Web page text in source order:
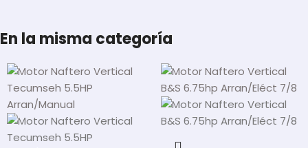
En la misma categoría